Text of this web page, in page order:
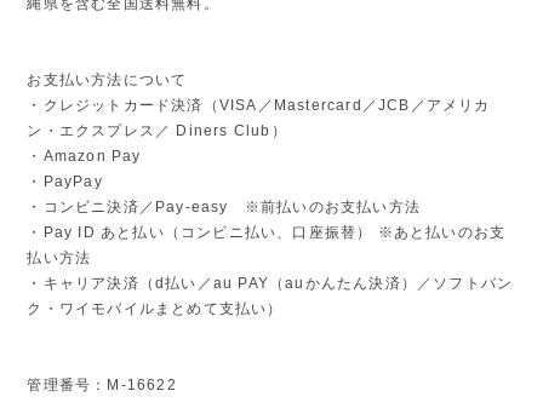
お支払い方法について
・クレジットカード決済（VISA／Mastercard／JCB／アメリカ
ン・エクスプレス／ Diners Club）
・Amazon Pay
・PayPay
・コンビニ決済／Pay-easy ※前払いのお支払い方法
・Pay ID あと払い（コンビニ払い、口座振替） ※あと払いのお支
払い方法
・キャリア決済（d払い／au PAY（auかんたん決済）／ソフトバン
ク・ワイモバイルまとめて支払い）
管理番号：M-16622